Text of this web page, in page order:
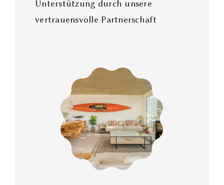
Unterstützung durch unsere
vertrauensvolle Partnerschaft